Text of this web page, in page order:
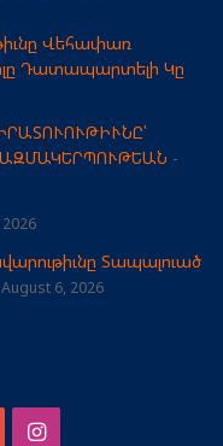
Վեհափառ
Դատապարտելի Կը
Տապալուած
August 6, 2026
Instagram